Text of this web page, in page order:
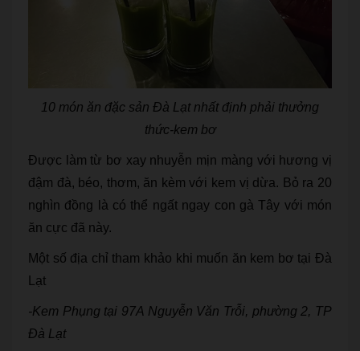
10 món ăn đặc sản Đà Lạt nhất định phải thưởng
thức-kem bơ
Được làm từ bơ xay nhuyễn mịn màng với hương vị
đậm đà, béo, thơm, ăn kèm với kem vị dừa. Bỏ ra 20
nghìn đồng là có thể ngất ngay con gà Tây với món
ăn cực đã này.
Một số địa chỉ tham khảo khi muốn ăn kem bơ tại Đà
Lạt
-Kem Phụng tại 97A Nguyễn Văn Trỗi, phường 2, TP
Đà Lạt